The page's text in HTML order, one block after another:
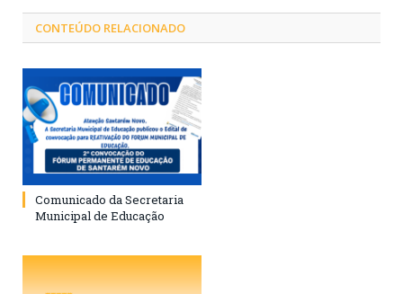
CONTEÚDO RELACIONADO
Comunicado da Secretaria
Municipal de Educação